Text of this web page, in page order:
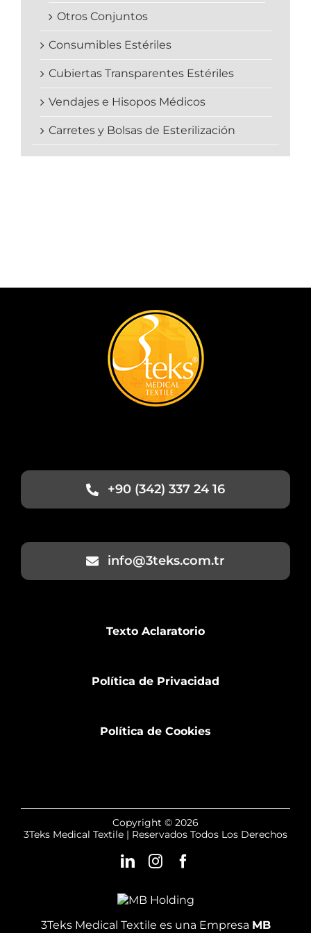
Otros Conjuntos
Consumibles Estériles
Cubiertas Transparentes Estériles
Vendajes e Hisopos Médicos
Carretes y Bolsas de Esterilización
+90 (342) 337 24 16
info@3teks.com.tr
Texto Aclaratorio
Política de Privacidad
Política de Cookies
Copyright © 2026
3Teks Medical Textile | Reservados Todos Los Derechos
3Teks Medical Textile es una Empresa MB